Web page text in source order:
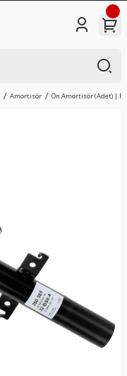
Amortisör Ön Amortisör (Adet) |